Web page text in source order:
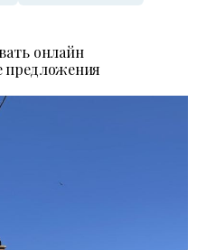
онлайн
предложения